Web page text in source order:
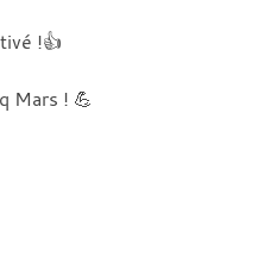
!👍
Mars ! 💪